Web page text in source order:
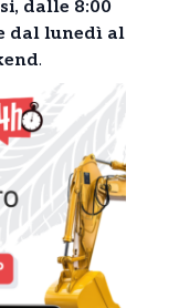
dalle 8:00
dal lunedì al
.